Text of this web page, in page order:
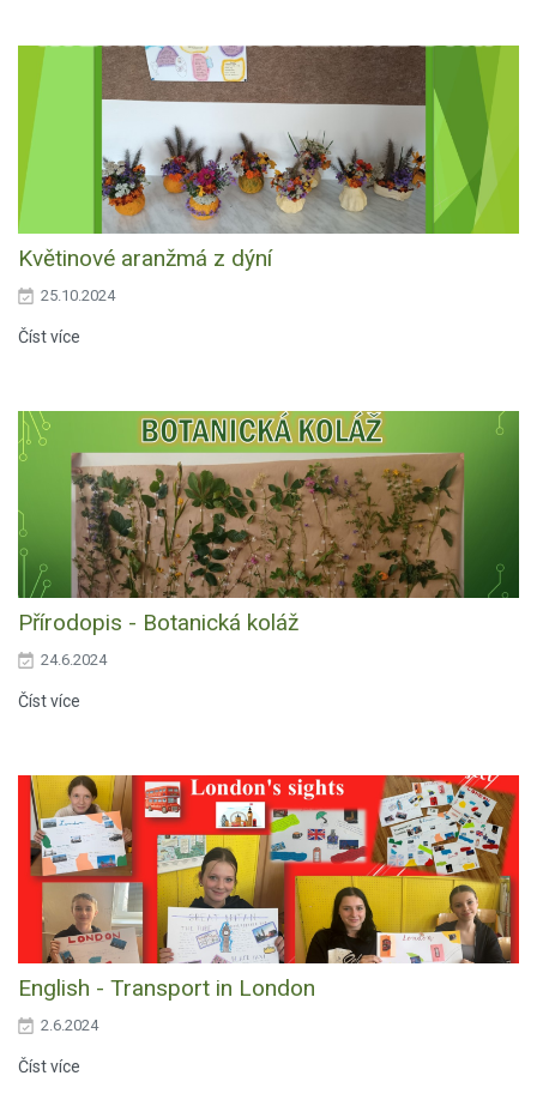
Květinové aranžmá z dýní
25.10.2024
Číst více
Přírodopis - Botanická koláž
24.6.2024
Číst více
English - Transport in London
2.6.2024
Číst více